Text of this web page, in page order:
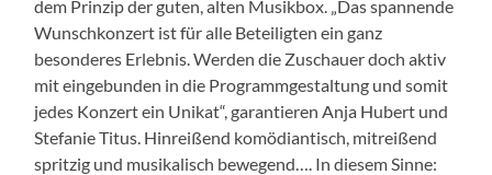
dem Prinzip der guten, alten Musikbox. „Das spannende
Wunschkonzert ist für alle Beteiligten ein ganz
besonderes Erlebnis. Werden die Zuschauer doch aktiv
mit eingebunden in die Programmgestaltung und somit
jedes Konzert ein Unikat“, garantieren Anja Hubert und
Stefanie Titus. Hinreißend komödiantisch, mitreißend
spritzig und musikalisch bewegend…. In diesem Sinne: